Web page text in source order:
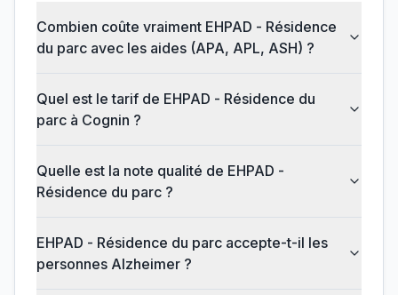
Combien coûte vraiment EHPAD - Résidence
du parc avec les aides (APA, APL, ASH) ?
Quel est le tarif de EHPAD - Résidence du
parc à Cognin ?
Quelle est la note qualité de EHPAD -
Résidence du parc ?
EHPAD - Résidence du parc accepte-t-il les
personnes Alzheimer ?